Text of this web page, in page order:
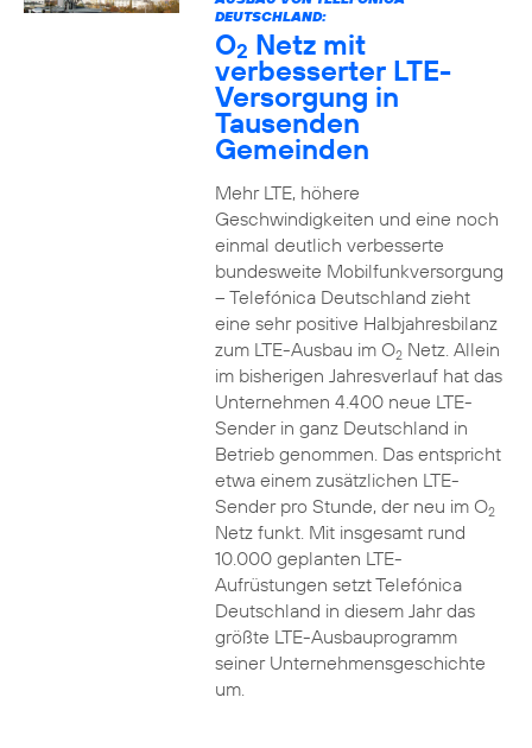
DEUTSCHLAND:
O2 Netz mit
verbesserter LTE-
Versorgung in
Tausenden
Gemeinden
Mehr LTE, höhere
Geschwindigkeiten und eine noch
einmal deutlich verbesserte
bundesweite Mobilfunkversorgung
– Telefónica Deutschland zieht
eine sehr positive Halbjahresbilanz
zum LTE-Ausbau im O2Netz. Allein
im bisherigen Jahresverlauf hat das
Unternehmen 4.400 neue LTE-
Sender in ganz Deutschland in
Betrieb genommen. Das entspricht
etwa einem zusätzlichen LTE-
Sender pro Stunde, der neu im O2
Netz funkt. Mit insgesamt rund
10.000 geplanten LTE-
Aufrüstungen setzt Telefónica
Deutschland in diesem Jahr das
größte LTE-Ausbauprogramm
seiner Unternehmensgeschichte
um.